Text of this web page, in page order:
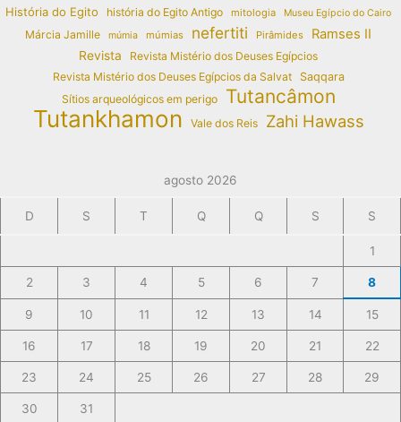
História do Egito
história do Egito Antigo mitologia Museu Egípcio do Cairo
Márcia Jamille múmia múmias nefertiti Pirâmides Ramses II
Revista
Revista Mistério dos Deuses Egípcios
Revista Mistério dos Deuses Egípcios da Salvat
Saqqara
Sítios arqueológicos em perigo
Tutancâmon
Tutankhamon Vale dos Reis Zahi Hawass
agosto 2026
D S T Q Q S S
1
2 3 4 5 6 7 8
9 10 11 12 13 14 15
16 17 18 19 20 21 22
23 24 25 26 27 28 29
30 31